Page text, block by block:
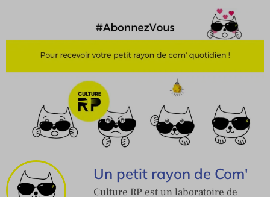
Un petit rayon de Com'
Culture RP est un laboratoire de